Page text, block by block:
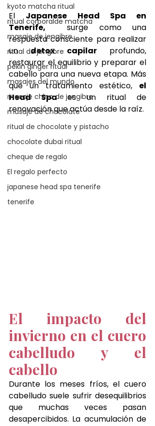
kyoto matcha ritual
ritual corporalde matcha
masaje de jengibre
ritual de jengibre
pekin ginger ritual
masajes del mundo
masaje chino de jengibre
masaje de chocolate
ritual de chocolate y pistacho
chocolate dubai ritual
cheque de regalo
El regalo perfecto
japanese head spa tenerife
tenerife
El Japanese Head Spa en
Tenerife, surge como una
respuesta consciente para realizar
un detox capilar profundo,
restaurar el equilibrio y preparar el
cabello para una nueva etapa. Más
que un tratamiento estético, el
Head Spa es un ritual de
renovación que actúa desde la raíz.
El impacto del
invierno en el cuero
cabelludo y el
cabello
Durante los meses fríos, el cuero
cabelludo suele sufrir desequilibrios
que muchas veces pasan
desapercibidos. La acumulación de